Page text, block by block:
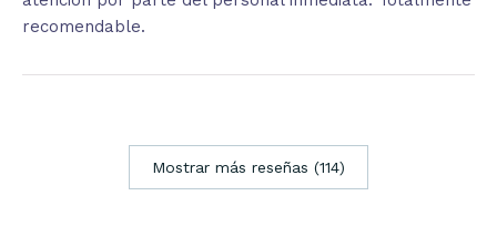
recomendable.
Mostrar más reseñas (114)